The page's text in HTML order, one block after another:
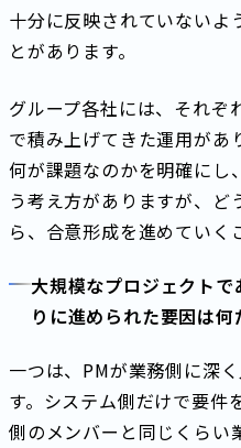
十分に反映されていないよ
とがあります。
グループ各社には、それぞ
で積み上げてきた運用があ
何が課題なのかを明確にし
う考え方がありますが、ど
ら、合意形成を進めていく
大規模なプロジェクト
りに進められた要因は何
一つは、PMが業務側に深
す。システム側だけで要件
側のメンバーと同じくらい